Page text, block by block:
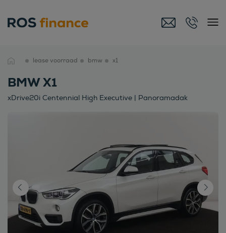
lease voorraad bmw x1
BMW X1
xDrive20i Centennial High Executive | Panoramadak